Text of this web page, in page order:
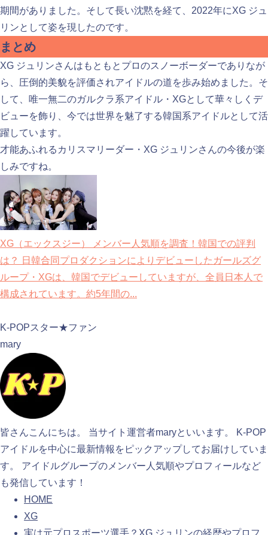
期間がありました。そして長い沈黙を経て、2022年にXG ジュ
リンとして姿を現したのです。
まとめ
XG ジュリンさんはもともとプロのスノーボーダーでありなが
ら、圧倒的美貌を評価されアイドルの道を歩み始めました。そ
して、唯一無二のガルクラ系アイドル・XGとして華々しくデ
ビューを飾り、今では世界を魅了する韓国系アイドルとして活
躍しています。
才能あふれるカリスマリーダー・XG ジュリンさんの今後が楽
しみですね。
XG（エックスジー） メンバー人気順を調査！韓国での評判
は？
日韓合同プロダクションによりデビューしたガールズグ
ループ・XGは、韓国でデビューしていますが、全員日本人で
構成されています。約5年間の...
K-POPスター★ファン
mary
皆さんこんにちは。 当サイト運営者maryといいます。 K-POP
アイドルを中心に最新情報をピックアップしてお届けしていま
す。 アイドルグループのメンバー人気順やプロフィールなど
も発信しています！
HOME
XG
実は元プロスポーツ選手？XG ジュリンの経歴やプロフ